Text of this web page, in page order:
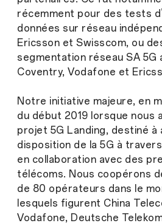
récemment pour des tests
données sur réseau
Ericsson et Swisscom, ou
segmentation réseau SA 5G
Coventry, Vodafone et
Notre initiative majeure, en
du début 2019 lorsque nous
projet 5G Landing, destiné à
disposition de la 5G à
en collaboration avec des
télécoms. Nous coopérons
de 80 opérateurs dans le
lesquels figurent China
Vodafone, Deutsche